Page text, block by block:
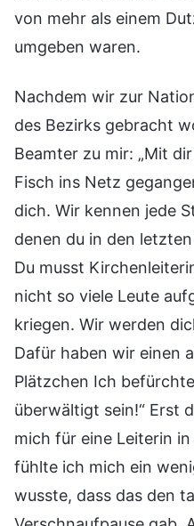
von mehr als einem
umgeben waren.
Nachdem wir zur
des Bezirks gebracht
Beamter zu mir: „Mit
Fisch ins Netz
dich. Wir kennen jede
denen du in den
Du musst
nicht so viele Leute
kriegen. Wir werden
Dafür haben wir einen
Plätzchen Ich
überwältigt sein!“ Erst
mich für eine Leiterin
fühlte ich mich ein
wusste, dass das den